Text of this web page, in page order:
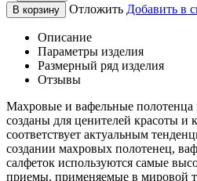
В корзину Отложить Добавить в
Описание
Параметры изделия
Размерный ряд изделия
Отзывы
Махровые и вафельные
созданы для ценителей красоты и
соответствует актуальным
создании махровых полотенец,
салфеток используются самые
приемы, применяемые в мировой